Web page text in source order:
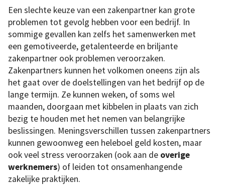
Een slechte keuze van een zakenpartner kan grote
problemen tot gevolg hebben voor een bedrijf. In
sommige gevallen kan zelfs het samenwerken met
een gemotiveerde, getalenteerde en briljante
zakenpartner ook problemen veroorzaken.
Zakenpartners kunnen het volkomen oneens zijn als
het gaat over de doelstellingen van het bedrijf op de
lange termijn. Ze kunnen weken, of soms wel
maanden, doorgaan met kibbelen in plaats van zich
bezig te houden met het nemen van belangrijke
beslissingen. Meningsverschillen tussen zakenpartners
kunnen gewoonweg een heleboel geld kosten, maar
ook veel stress veroorzaken (ook aan de overige
werknemers) of leiden tot onsamenhangende
zakelijke praktijken.